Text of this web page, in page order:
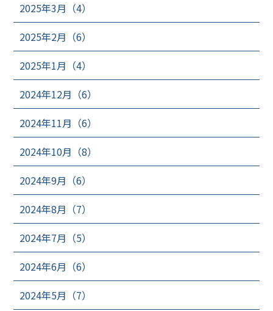
2025年3月（4）
2025年2月（6）
2025年1月（4）
2024年12月（6）
2024年11月（6）
2024年10月（8）
2024年9月（6）
2024年8月（7）
2024年7月（5）
2024年6月（6）
2024年5月（7）